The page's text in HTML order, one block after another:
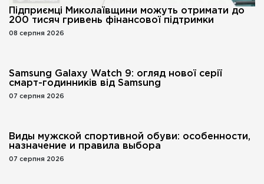
Підприємці Миколаївщини можуть отримати до
200 тисяч гривень фінансової підтримки
08 серпня 2026
Samsung Galaxy Watch 9: огляд нової серії
смарт-годинників від Samsung
07 серпня 2026
Виды мужской спортивной обуви: особенности,
назначение и правила выбора
07 серпня 2026